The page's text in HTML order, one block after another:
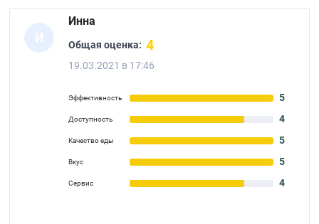
И
Инна
Общая оценка: 4
19.03.2021 в 17:46
Эффективность 5
Доступность 4
Качество еды 5
Вкус 5
Сервис 4